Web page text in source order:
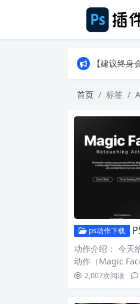
【建议终身
【建议终
首页 标签
ps动作下载
动作介绍： 今天
动作（Magic
2,007次阅读